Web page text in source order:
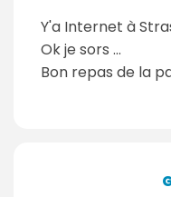
Y'a Internet à
Ok je sors ...
Bon repas de la